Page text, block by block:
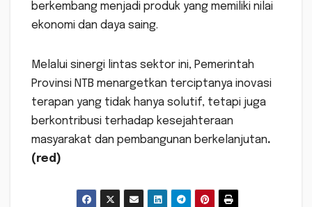
berkembang menjadi produk yang memiliki nilai
ekonomi dan daya saing.
Melalui sinergi lintas sektor ini, Pemerintah
Provinsi NTB menargetkan terciptanya inovasi
terapan yang tidak hanya solutif, tetapi juga
berkontribusi terhadap kesejahteraan
masyarakat dan pembangunan berkelanjutan.
(red)